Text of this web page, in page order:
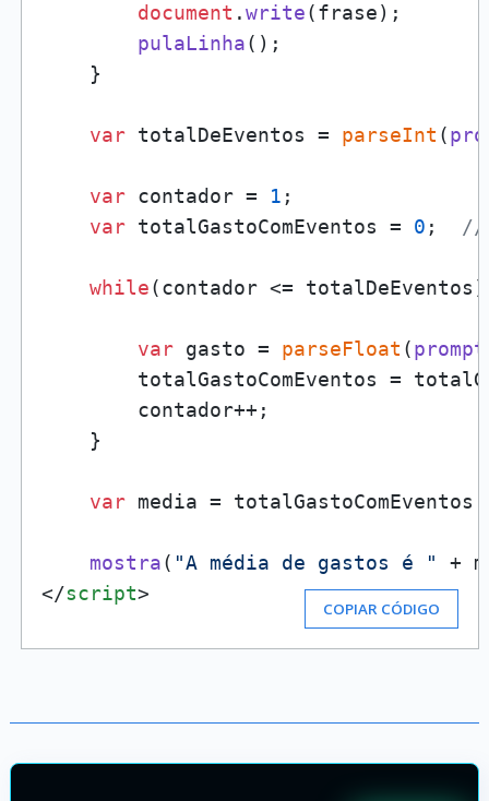
document .write(frase);
pulaLinha();
    }
var totalDeEventos = parseInt (
var contador = 1 ;
var totalGastoComEventos = 0 ; //
while(contador <=
var gasto = parseFloat (prompt
totalGastoComEventos =
        contador++;
    }
var media =
mostra( "A média de gastos é "
</script>
COPIAR CÓDIGO